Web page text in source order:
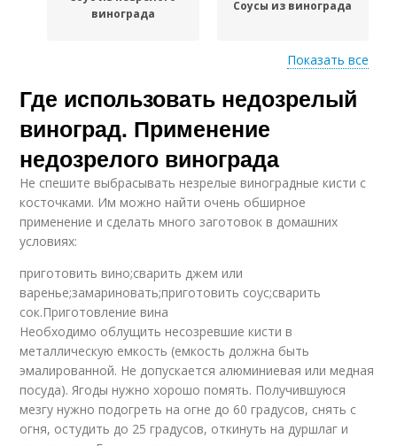
винограда
Соусы из винограда
Вино из неспелого
винограда
Незрелый виноград
Показать все
Где использовать недозрелый
виноград. Применение
недозрелого винограда
Не спешите выбрасывать незрелые виноградные кисти с
косточками. Им можно найти очень обширное
применение и сделать много заготовок в домашних
условиях:
приготовить вино;сварить джем или
варенье;замариновать;приготовить соус;сварить
сок.Приготовление вина
Необходимо облущить несозревшие кисти в
металлическую емкость (емкость должна быть
эмалированной. Не допускается алюминиевая или медная
посуда). Ягоды нужно хорошо помять. Получившуюся
мезгу нужно подогреть на огне до 60 градусов, снять с
огня, остудить до 25 градусов, откинуть на дуршлаг и